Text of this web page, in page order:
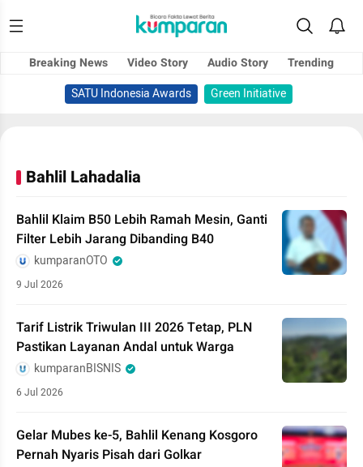
Breaking News Video Story Audio Story
Trending
SATU Indonesia Awards
Green Initiative
Bahlil Lahadalia
Bahlil Klaim B50 Lebih Ramah Mesin, Ganti
Filter Lebih Jarang Dibanding B40
kumparanOTO
9 Jul 2026
Tarif Listrik Triwulan III 2026 Tetap, PLN
Pastikan Layanan Andal untuk Warga
kumparanBISNIS
6 Jul 2026
Gelar Mubes ke-5, Bahlil Kenang Kosgoro
Pernah Nyaris Pisah dari Golkar